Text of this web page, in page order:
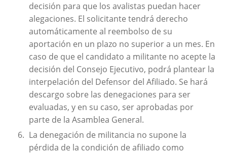
decisión para que los avalistas puedan hacer
alegaciones. El solicitante tendrá derecho
automáticamente al reembolso de su
aportación en un plazo no superior a un mes. En
caso de que el candidato a militante no acepte la
decisión del Consejo Ejecutivo, podrá plantear la
interpelación del Defensor del Afiliado. Se hará
descargo sobre las denegaciones para ser
evaluadas, y en su caso, ser aprobadas por
parte de la Asamblea General.
La denegación de militancia no supone la
pérdida de la condición de afiliado como